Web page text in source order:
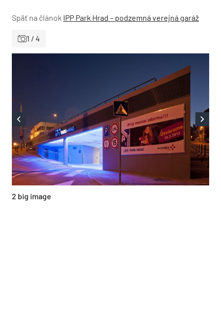
Späť na článok IPP Park Hrad – podzemná verejná garáž
1 / 4
2 big image